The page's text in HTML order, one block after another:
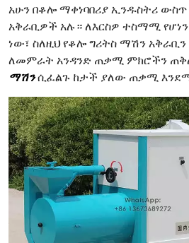
አሁን በቆሎ ማቀነባበሪያ ኢንዱስትሪ
አቅራቢዎች አሉ። ለእርስዎ ተስማሚ
ነው፣ ስለዚህ የቆሎ ግሪትስ ማሽን
ለመምራት አንዳንድ ጠቃሚ ምክሮችን
ማሽንሲፈልጉ ከታች ያለው ጠቃሚ